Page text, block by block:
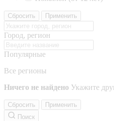
Сбросить Применить
Город, регион
Популярные
Все регионы
Ничего не найдено Укажите
Сбросить
Применить
Поиск